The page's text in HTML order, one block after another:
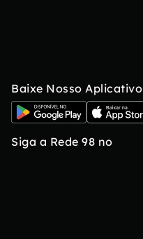
Baixe Nosso Aplicativo
Siga a Rede 98 no